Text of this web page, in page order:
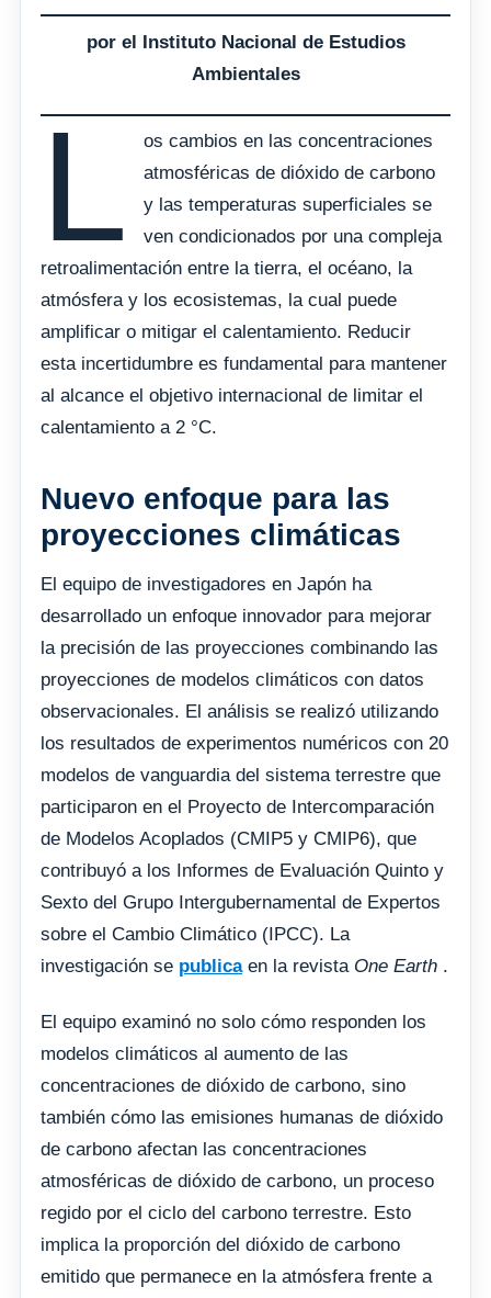
por el Instituto Nacional de Estudios
Ambientales
L
os cambios en las concentraciones
atmosféricas de dióxido de carbono
y las temperaturas superficiales se
ven condicionados por una compleja
retroalimentación entre la tierra, el océano, la
atmósfera y los ecosistemas, la cual puede
amplificar o mitigar el calentamiento. Reducir
esta incertidumbre es fundamental para mantener
al alcance el objetivo internacional de limitar el
calentamiento a 2 °C.
Nuevo enfoque para las
proyecciones climáticas
El equipo de investigadores en Japón ha
desarrollado un enfoque innovador para mejorar
la precisión de las proyecciones combinando las
proyecciones de modelos climáticos con datos
observacionales. El análisis se realizó utilizando
los resultados de experimentos numéricos con 20
modelos de vanguardia del sistema terrestre que
participaron en el Proyecto de Intercomparación
de Modelos Acoplados (CMIP5 y CMIP6), que
contribuyó a los Informes de Evaluación Quinto y
Sexto del Grupo Intergubernamental de Expertos
sobre el Cambio Climático (IPCC). La
investigación se publicaen la revista One Earth .
El equipo examinó no solo cómo responden los
modelos climáticos al aumento de las
concentraciones de dióxido de carbono, sino
también cómo las emisiones humanas de dióxido
de carbono afectan las concentraciones
atmosféricas de dióxido de carbono, un proceso
regido por el ciclo del carbono terrestre. Esto
implica la proporción del dióxido de carbono
emitido que permanece en la atmósfera frente a